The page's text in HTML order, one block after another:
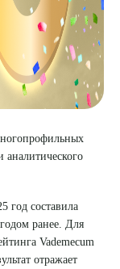
год составила
ранее. Для
Vademecum
отражает